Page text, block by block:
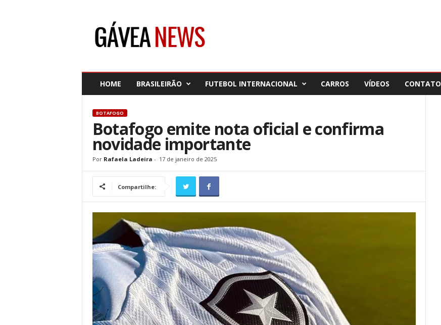
HOME BRASILEIRÃO FUTEBOL INTERNACIONAL CARROS VÍDEOS CONTATO
BOTAFOGO
Botafogo emite nota oficial e confirma
novidade importante
Por Rafaela Ladeira - 17 de janeiro de 2025
Compartilhe: